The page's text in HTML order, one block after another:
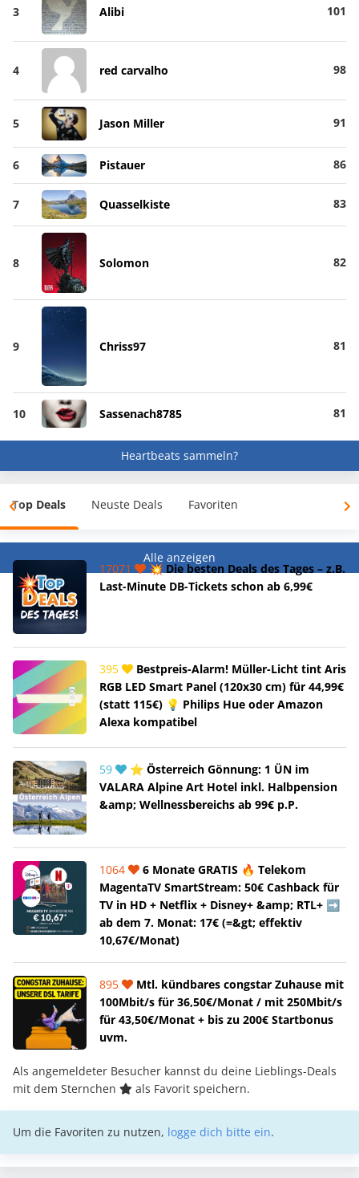
3 Alibi 101
4 red carvalho 98
5 Jason Miller 91
6 Pistauer 86
7 Quasselkiste 83
8 Solomon 82
9 Chriss97 81
10 Sassenach8785 81
Heartbeats sammeln?
Top Deals Neuste Deals Favoriten
Alle anzeigen
17071
💥 Die besten Deals des Tages – z.B.
Last-Minute DB-Tickets schon ab 6,99€
395
Bestpreis-Alarm! Müller-Licht tint Aris
RGB LED Smart Panel (120x30 cm) für 44,99€
(statt 115€) 💡 Philips Hue oder Amazon
Alexa kompatibel
59
⭐ Österreich Gönnung: 1 ÜN im
VALARA Alpine Art Hotel inkl. Halbpension
&amp; Wellnessbereichs ab 99€ p.P.
1064
6 Monate GRATIS 🔥 Telekom
MagentaTV SmartStream: 50€ Cashback für
TV in HD + Netflix + Disney+ &amp; RTL+ ➡️
ab dem 7. Monat: 17€ (=&gt; effektiv
10,67€/Monat)
895
Mtl. kündbares congstar Zuhause mit
100Mbit/s für 36,50€/Monat / mit 250Mbit/s
für 43,50€/Monat + bis zu 200€ Startbonus
uvm.
Als angemeldeter Besucher kannst du deine Lieblings-Deals
mit dem Sternchen
als Favorit speichern.
Um die Favoriten zu nutzen, logge dich bitte ein.